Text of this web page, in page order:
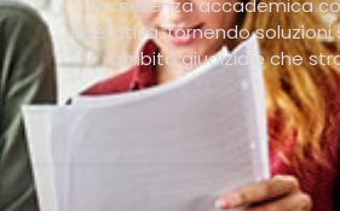
l’eccellenza accademica
operativa, fornendo soluzioni
ambito giudiziale che